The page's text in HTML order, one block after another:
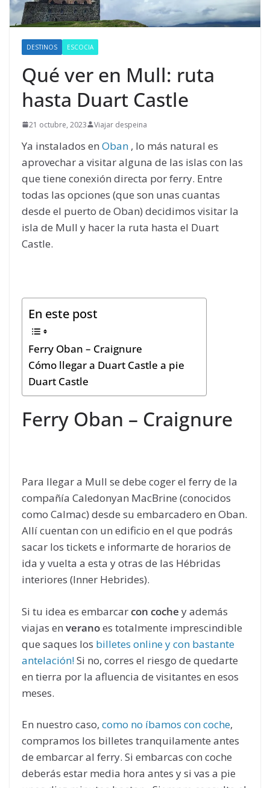
DESTINOS ESCOCIA
Qué ver en Mull: ruta
hasta Duart Castle
21 octubre, 2023 Viajar despeina
Ya instalados en Oban , lo más natural es
aprovechar a visitar alguna de las islas con las
que tiene conexión directa por ferry. Entre
todas las opciones (que son unas cuantas
desde el puerto de Oban) decidimos visitar la
isla de Mull y hacer la ruta hasta el Duart
Castle.
En este post
Ferry Oban – Craignure
Cómo llegar a Duart Castle a pie
Duart Castle
Ferry Oban – Craignure
Para llegar a Mull se debe coger el ferry de la
compañía Caledonyan MacBrine (conocidos
como Calmac) desde su embarcadero en Oban.
Allí cuentan con un edificio en el que podrás
sacar los tickets e informarte de horarios de
ida y vuelta a esta y otras de las Hébridas
interiores (Inner Hebrides).
Si tu idea es embarcar con coche y además
viajas en veranoes totalmente imprescindible
que saques los billetes online y con bastante
antelación!Si no, corres el riesgo de quedarte
en tierra por la afluencia de visitantes en esos
meses.
En nuestro caso, como no íbamos con coche,
compramos los billetes tranquilamente antes
de embarcar al ferry. Si embarcas con coche
deberás estar media hora antes y si vas a pie